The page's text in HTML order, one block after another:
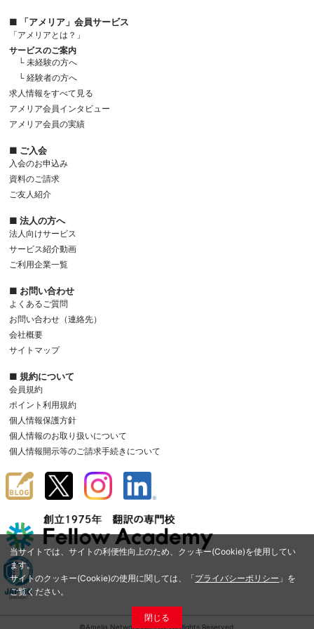
当サイトでは、サイトの利便性向上のため、クッキー(Cookie)を使用してい
ます。
サイトのクッキー(Cookie)の使用に関しては、「プライバシーポリシー 」を
ご覧ください。
閉じる
■ 「アメリア」会員サービス
「アメリアとは？」
サービスのご案内
└ 未経験の方へ
└ 経験者の方へ
求人情報をすべて見る
アメリア会員インタビュー
アメリア会員の実績
■ ご入会
入会のお申込み
資料のご請求
ご友人紹介
■ 法人の方へ
法人向けサービス
サービス紹介動画
ご利用企業一覧
■ お問い合わせ
よくあるご質問
お問い合わせ（連絡先）
会社概要
サイトマップ
■ 規約について
会員規約
ポイント利用規約
個人情報保護方針
個人情報のお取り扱いについて
個人情報開示等のご請求手続きについて
©Amelia Network Co.,Ltd. All Rights Reserved.